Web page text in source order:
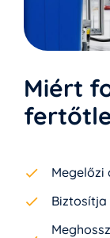
Miért
Megelőzi